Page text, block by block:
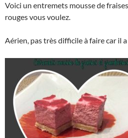
Voici un entremets mousse de
rouges vous voulez.
Aérien, pas très difficile à faire car il a